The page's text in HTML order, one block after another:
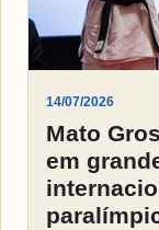
14/07/2026
Mato
em